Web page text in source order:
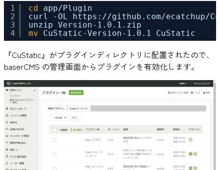
1
2
3
4
cd app/Plugin
curl -OL https: //github .com/ecatchup/
unzip Version-1.0.1.zip
mv
CuStatic-Version-1.0.1 CuStatic
『CuStatic』がプラグインディレクトリに配置されたので、
baserCMS の管理画面からプラグインを有効化します。